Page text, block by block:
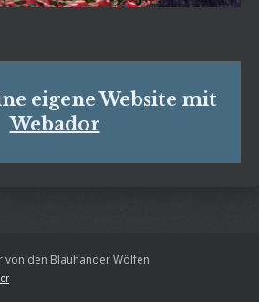
eigene Website mit
Webador
den Blauhander Wölfen